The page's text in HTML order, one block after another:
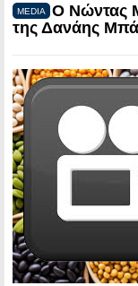
MEDIA
Ο Νώντας
της Δανάης